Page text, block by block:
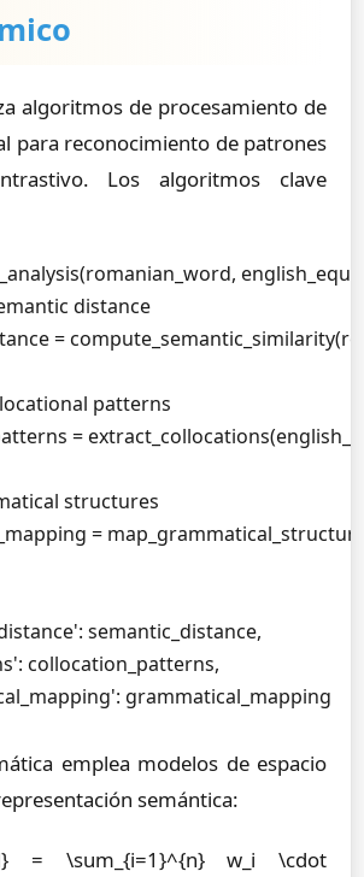
algoritmos de procesamiento de
para reconocimiento de patrones
Los algoritmos clave
distance
=
patterns
=
structures
=
semantic_distance,
collocation_patterns,
grammatical_mapping
emplea modelos de espacio
semántica:
= \sum_{i=1}^{n} w_i \cdot